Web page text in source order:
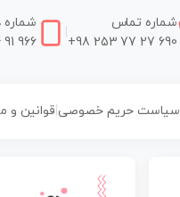
شماره تماس
+98 253 77 27 690
شماره
966
سیاست حریم خصوصی| قوانین و